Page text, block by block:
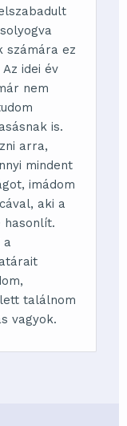
számára ez
idei év
nem
is.
arra,
mindent
imádom
aki a
hasonlít.
a
találnom
vagyok.